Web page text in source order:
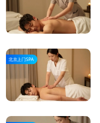
北京上门SPA